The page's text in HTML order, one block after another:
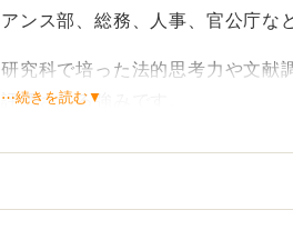
アンス部、総務、人事、官公庁な
研究科で培った法的思考力や文献
評価される強みです。
単に在籍していただけでなくどの
⋯続きを読む▼